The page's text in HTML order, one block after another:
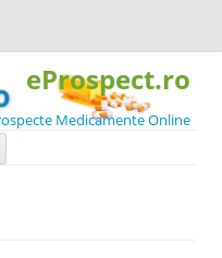
eProspect.ro
Medicamente Online